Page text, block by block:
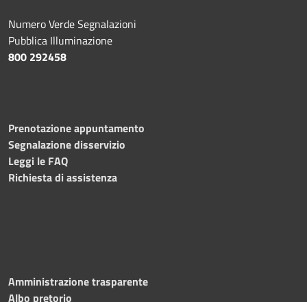
Numero Verde Segnalazioni
Pubblica Illuminazione
800 292458
Prenotazione appuntamento
Segnalazione disservizio
Leggi le FAQ
Richiesta di assistenza
Amministrazione trasparente
Albo pretorio